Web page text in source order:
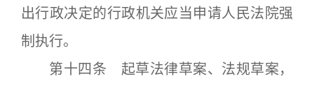
出行政决定的行政机关应当申请人民法院强
制执行。
第十四条 起草法律草案、法规草案，